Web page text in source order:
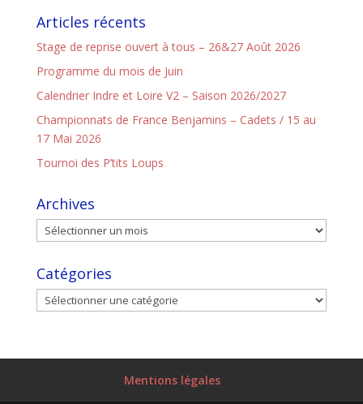
Articles récents
Stage de reprise ouvert à tous – 26&27 Août 2026
Programme du mois de Juin
Calendrier Indre et Loire V2 – Saison 2026/2027
Championnats de France Benjamins – Cadets / 15 au
17 Mai 2026
Tournoi des P’tits Loups
Archives
Catégories
Mentions légales